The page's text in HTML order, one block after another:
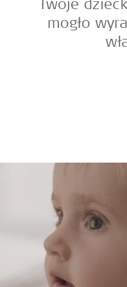
Twoje
mogło